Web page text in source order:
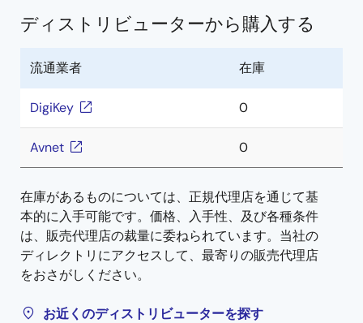
ディストリビューターから購入する
流通業者 在庫
DigiKey 0
Avnet 0
在庫があるものについては、正規代理店を通じて基
本的に入手可能です。価格、入手性、及び各種条件
は、販売代理店の裁量に委ねられています。当社の
ディレクトリにアクセスして、最寄りの販売代理店
をおさがしください。
お近くのディストリビューターを探す